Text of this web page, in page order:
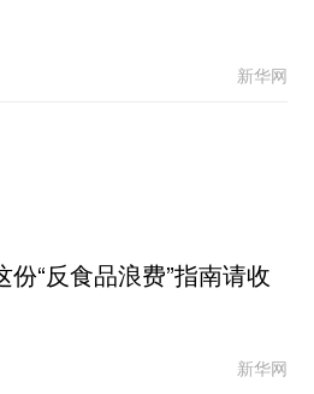
新华网
“反食品浪费”指南请收
新华网